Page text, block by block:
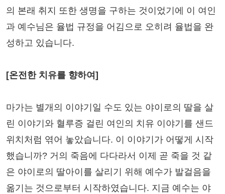
의 본래 취지 또한 생명을 구하는 것이었기에 이 여인
과 예수님은 율법 규정을 어김으로 오히려 율법을 완
성하고 있습니다.
[온전한 치유를 향하여]
마가는 별개의 이야기일 수도 있는 야이로의 딸을 살
린 이야기와 혈루증 걸린 여인의 치유 이야기를 샌드
위치처럼 엮어 놓았습니다. 이 이야기가 어떻게 시작
했습니까? 거의 죽음에 다다라서 이제 곧 죽을 것 같
은 야이로의 딸아이를 살리기 위해 예수가 발걸음을
옮기는 것으로부터 시작하였습니다. 지금 예수는 야